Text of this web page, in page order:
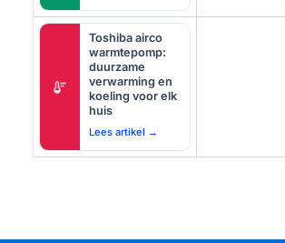
thermostat
Toshiba airco
warmtepomp:
duurzame
verwarming en
koeling voor elk
huis
Lees artikel →